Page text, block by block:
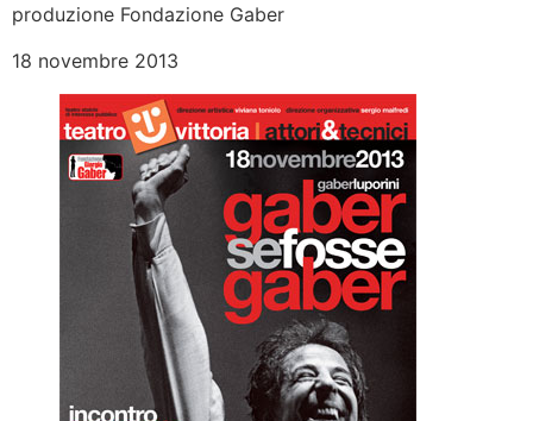
produzione Fondazione Gaber
18 novembre 2013